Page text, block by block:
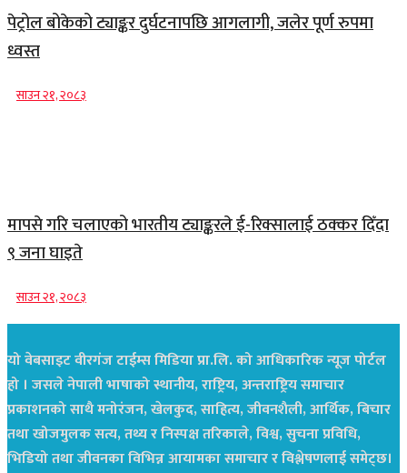
पेट्रोल बोकेको ट्याङ्कर दुर्घटनापछि आगलागी, जलेर पूर्ण रुपमा
ध्वस्त
साउन २१, २०८३
मापसे गरि चलाएको भारतीय ट्याङ्करले ई-रिक्सालाई ठक्कर दिँदा
९ जना घाइते
साउन २१, २०८३
यो वेबसाइट वीरगंज टाईम्स मिडिया प्रा.लि. को आधिकारिक न्यूज पोर्टल
हो । जसले नेपाली भाषाको स्थानीय, राष्ट्रिय, अन्तराष्ट्रिय समाचार
प्रकाशनको साथै मनोरंजन, खेलकुद, साहित्य, जीवनशैली, आर्थिक, बिचार
तथा खोजमुलक सत्य, तथ्य र निस्पक्ष तरिकाले, विश्व, सुचना प्रविधि,
भिडियो तथा जीवनका विभिन्न आयामका समाचार र विश्लेषणलाई समेट्छ।